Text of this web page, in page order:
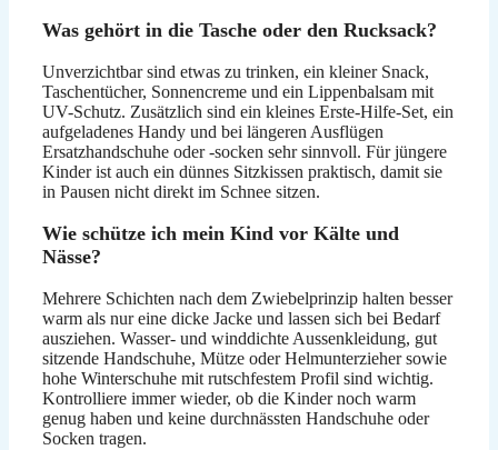
Was gehört in die Tasche oder den Rucksack?
Unverzichtbar sind etwas zu trinken, ein kleiner Snack,
Taschentücher, Sonnencreme und ein Lippenbalsam mit
UV-Schutz. Zusätzlich sind ein kleines Erste-Hilfe-Set, ein
aufgeladenes Handy und bei längeren Ausflügen
Ersatzhandschuhe oder -socken sehr sinnvoll. Für jüngere
Kinder ist auch ein dünnes Sitzkissen praktisch, damit sie
in Pausen nicht direkt im Schnee sitzen.
Wie schütze ich mein Kind vor Kälte und
Nässe?
Mehrere Schichten nach dem Zwiebelprinzip halten besser
warm als nur eine dicke Jacke und lassen sich bei Bedarf
ausziehen. Wasser- und winddichte Aussenkleidung, gut
sitzende Handschuhe, Mütze oder Helmunterzieher sowie
hohe Winterschuhe mit rutschfestem Profil sind wichtig.
Kontrolliere immer wieder, ob die Kinder noch warm
genug haben und keine durchnässten Handschuhe oder
Socken tragen.